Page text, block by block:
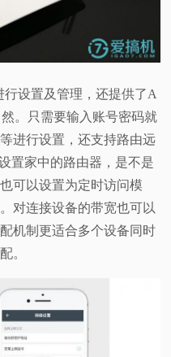
设置及管理，还提供了A
。只需要输入账号密码就
进行设置，还支持路由远
置家中的路由器，是不是
可以设置为定时访问模
对连接设备的带宽也可以
机制更适合多个设备同时
。